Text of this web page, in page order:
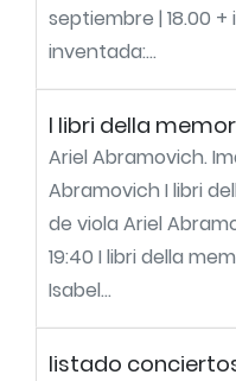
septiembre | 18.00
inventada:...
I libri della
Ariel Abramovich.
Abramovich I libri
de viola Ariel
19:40 I libri della
Isabel...
listado